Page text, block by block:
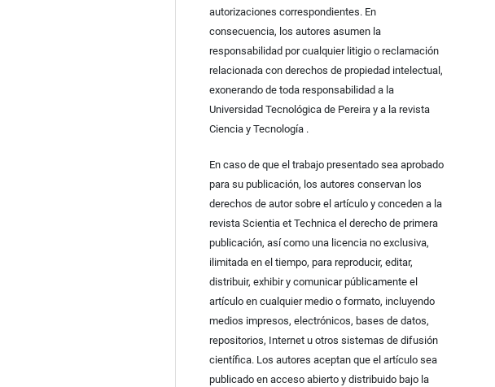
autorizaciones correspondientes. En
consecuencia, los autores asumen la
responsabilidad por cualquier litigio o reclamación
relacionada con derechos de propiedad intelectual,
exonerando de toda responsabilidad a la
Universidad Tecnológica de Pereira y a la revista
Ciencia y Tecnología .
En caso de que el trabajo presentado sea aprobado
para su publicación, los autores conservan los
derechos de autor sobre el artículo y conceden a la
revista Scientia et Technica el derecho de primera
publicación, así como una licencia no exclusiva,
ilimitada en el tiempo, para reproducir, editar,
distribuir, exhibir y comunicar públicamente el
artículo en cualquier medio o formato, incluyendo
medios impresos, electrónicos, bases de datos,
repositorios, Internet u otros sistemas de difusión
científica. Los autores aceptan que el artículo sea
publicado en acceso abierto y distribuido bajo la